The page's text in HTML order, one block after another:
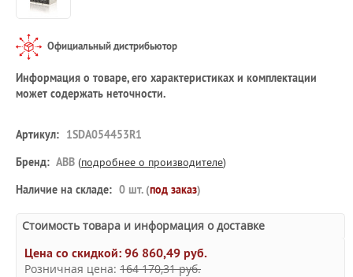
Официальный дистрибьютор
Информация о товаре, его характеристиках и комплектации
может содержать неточности.
Артикул: 1SDA054453R1
Бренд: ABB (подробнее о производителе)
Наличие на складе: 0 шт. (под заказ)
Стоимость товара и информация о доставке
Цена со скидкой:96 860,49 руб.
Розничная цена: 164 170,31 руб.